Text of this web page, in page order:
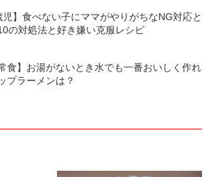
児】食べない子にママがやりがちなNG対応と
の対処法と好き嫌い克服レシピ
常食】お湯がないとき水でも一番おいしく作れ
プラーメンは？